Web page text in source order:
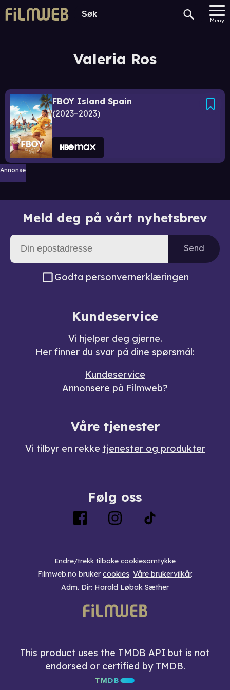
Meny
Valeria Ros
FBOY Island Spain
2023–2023
Annonse
Meld deg på vårt nyhetsbrev
Send
Godta personvernerklæringen
Kundeservice
Vi hjelper deg gjerne.
Her finner du svar på dine spørsmål:
Kundeservice
Annonsere på Filmweb?
Våre tjenester
Vi tilbyr en rekke tjenester og produkter
Følg oss
Endre/trekk tilbake cookiesamtykke
Filmweb.no bruker cookies. Våre brukervilkår.
Adm. Dir: Harald Løbak Sæther
This product uses the TMDB API but is not
endorsed or certified by TMDB.